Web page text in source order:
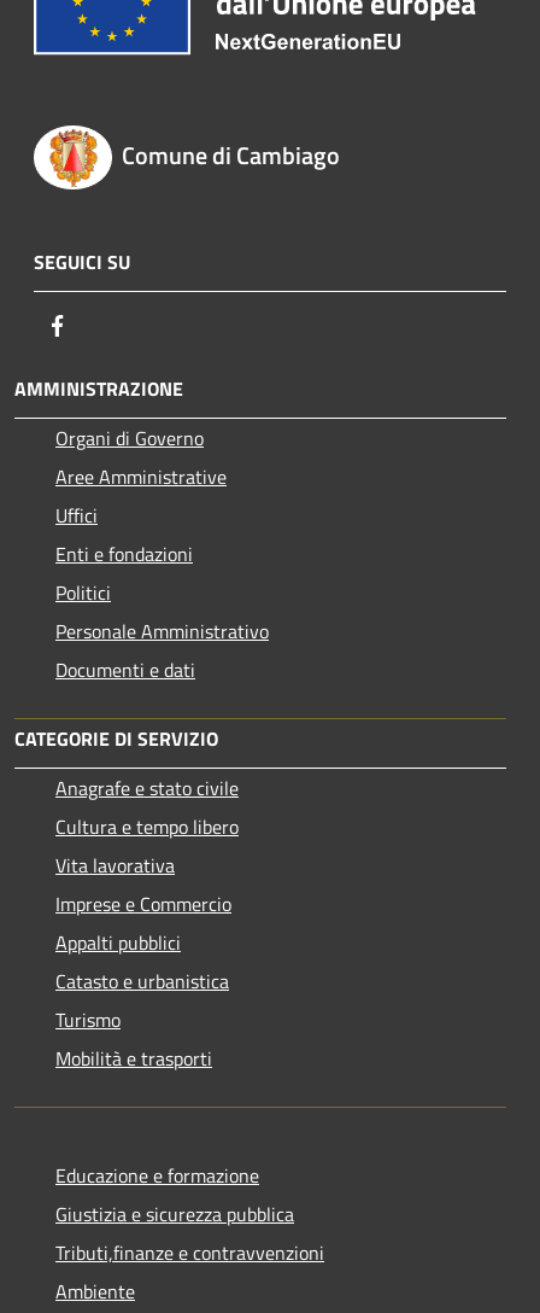
Comune di Cambiago
SEGUICI SU
AMMINISTRAZIONE
Organi di Governo
Aree Amministrative
Uffici
Enti e fondazioni
Politici
Personale Amministrativo
Documenti e dati
CATEGORIE DI SERVIZIO
Anagrafe e stato civile
Cultura e tempo libero
Vita lavorativa
Imprese e Commercio
Appalti pubblici
Catasto e urbanistica
Turismo
Mobilità e trasporti
Educazione e formazione
Giustizia e sicurezza pubblica
Tributi,finanze e contravvenzioni
Ambiente